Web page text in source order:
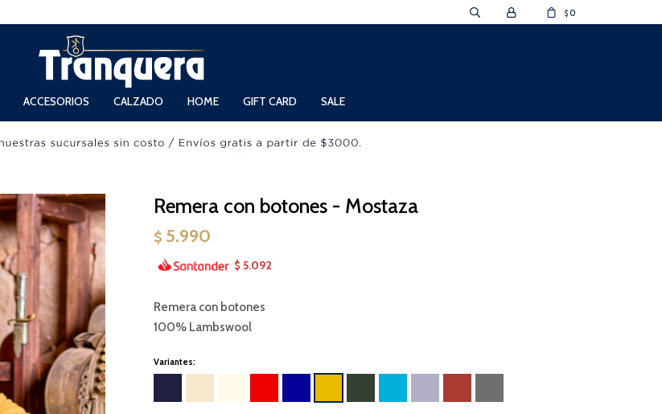
ACCESORIOS CALZADO HOME GIFT CARD SALE
$ 0
Remera con botones - Mostaza
$ 5.990
$ 5.092
Remera con botones
100% Lambswool
Variantes: